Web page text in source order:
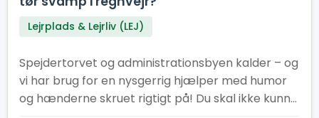
Lejrplads & Lejrliv (LEJ)
Spejdertorvet og administrationsbyen kalder – og
vi har brug for en nysgerrig hjælper med humor
og hænderne skruet rigtigt på! Du skal ikke kunne